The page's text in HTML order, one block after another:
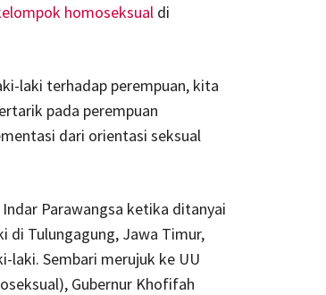
homoseksual di
laki terhadap perempuan, kita
pada perempuan
dari orientasi seksual
Parawangsa ketika ditanyai
Tulungagung, Jawa Timur,
laki. Sembari merujuk ke UU
Gubernur Khofifah